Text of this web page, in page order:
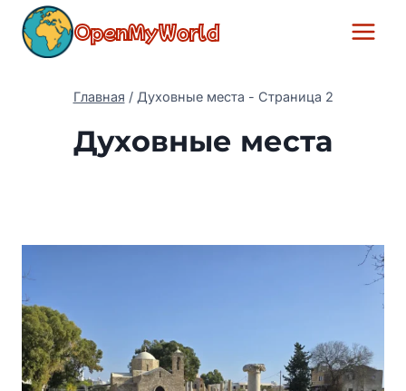
Перейти
содержимому
OpenMyWorld
Главная / Духовные места - Страница 2
Духовные места